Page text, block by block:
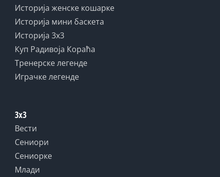
Историја женске кошарке
Историја мини баскета
Историја 3x3
Куп Радивоја Кораћа
Тренерске легенде
Играчке легенде
3x3
Вести
Сениори
Сениорке
Млади